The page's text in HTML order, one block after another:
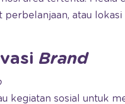
atau
Brand
kegiatan sosial untuk